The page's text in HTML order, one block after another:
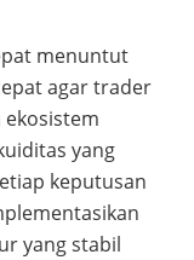
menuntut
agar trader
yang
keputusan
yang stabil